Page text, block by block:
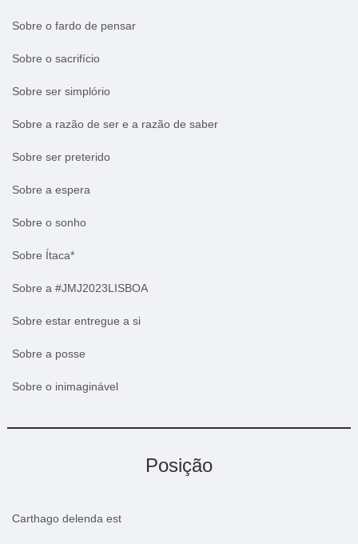
Sobre o fardo de pensar
Sobre o sacrifício
Sobre ser simplório
Sobre a razão de ser e a razão de saber
Sobre ser preterido
Sobre a espera
Sobre o sonho
Sobre Ítaca*
Sobre a #JMJ2023LISBOA
Sobre estar entregue a si
Sobre a posse
Sobre o inimaginável
Posição
Carthago delenda est